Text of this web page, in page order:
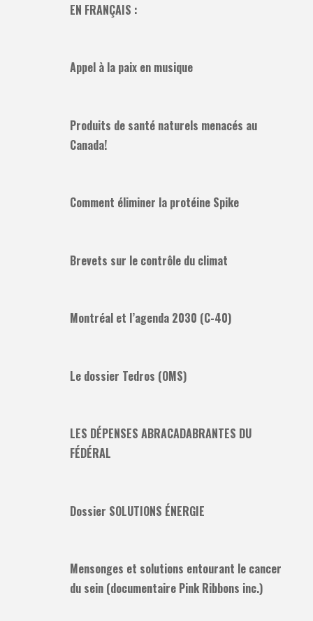
EN FRANÇAIS :
Appel à la paix en musique
Produits de santé naturels menacés au
Canada!
Comment éliminer la protéine Spike
Brevets sur le contrôle du climat
Montréal et l’agenda 2030 (C-40)
Le dossier Tedros (OMS)
LES DÉPENSES ABRACADABRANTES DU
FÉDÉRAL
Dossier SOLUTIONS ÉNERGIE
Mensonges et solutions entourant le cancer
du sein (documentaire Pink Ribbons inc.)